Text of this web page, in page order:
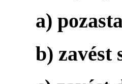
a)
b) zavést